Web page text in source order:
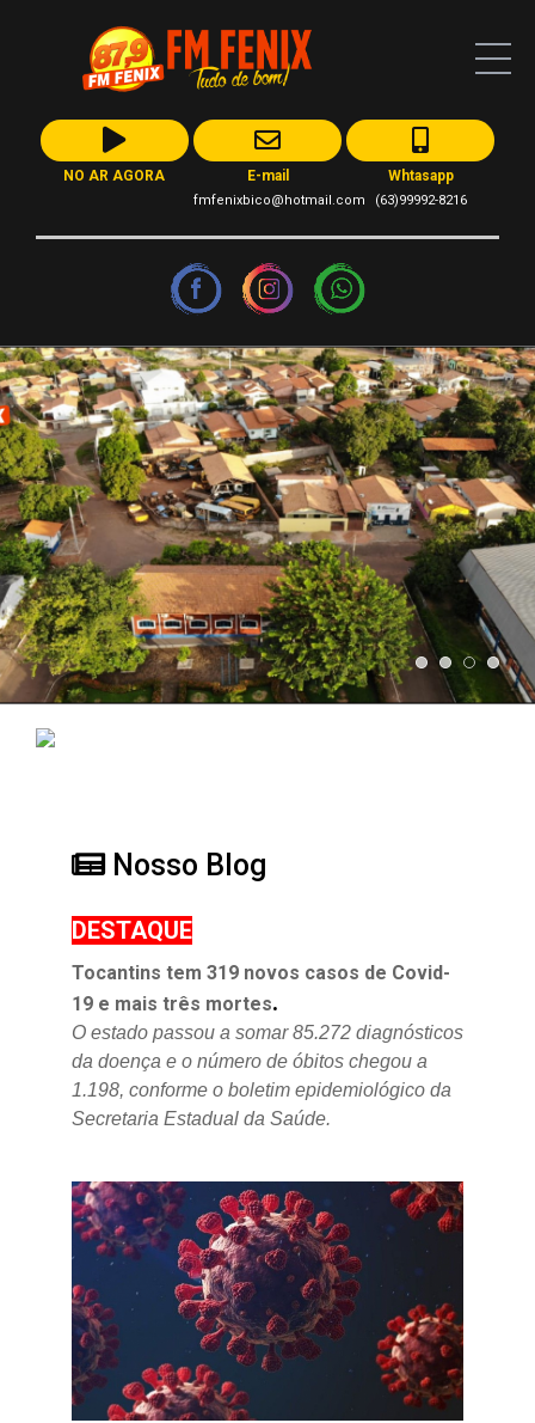
NO AR AGORA E-mail
fmfenixbico@hotmail.com
Whtasapp
(63)99992-8216
Nosso Blog
DESTAQUE
Tocantins tem 319 novos casos de Covid-
19 e mais três mortes.
O estado passou a somar 85.272 diagnósticos
da doença e o número de óbitos chegou a
1.198, conforme o boletim epidemiológico da
Secretaria Estadual da Saúde.